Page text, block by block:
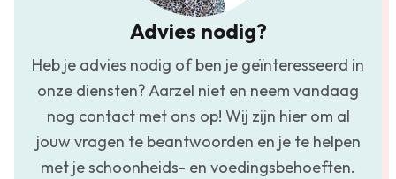
Advies nodig?
Heb je advies nodig of ben je geïnteresseerd in
onze diensten? Aarzel niet en neem vandaag
nog contact met ons op! Wij zijn hier om al
jouw vragen te beantwoorden en je te helpen
met je schoonheids- en voedingsbehoeften.